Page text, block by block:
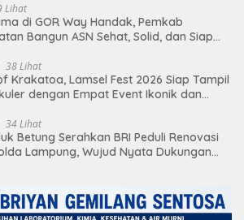
Lihat
di GOR Way Handak, Pemkab
Bangun ASN Sehat, Solid, dan Siap
38 Lihat
Krakatoa, Lamsel Fest 2026 Siap Tampil
dengan Empat Event Ikonik dan
34 Lihat
Betung Serahkan BRI Peduli Renovasi
Lampung, Wujud Nyata Dukungan